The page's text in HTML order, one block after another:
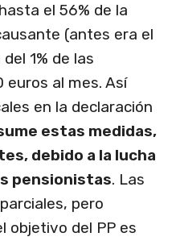
el 56% de la
(antes era el
1% de las
al mes. Así
en la declaración
estas medidas,
debido a la lucha
pensionistas. Las
pero
objetivo del PP es